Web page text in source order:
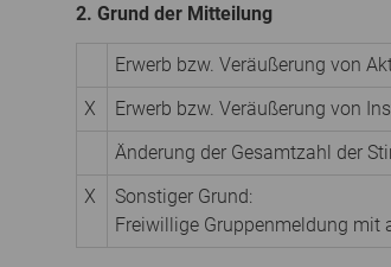
2. Grund der Mitteilung
Erwerb bzw. Veräußerung von
X
Erwerb bzw. Veräußerung von
Änderung der Gesamtzahl der
X
Sonstiger Grund:
Freiwillige Gruppenmeldung mit